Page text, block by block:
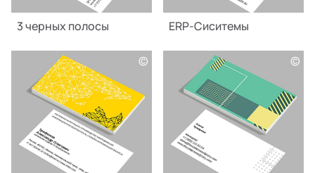
3 черных полосы ERP-Сиситемы
© ©